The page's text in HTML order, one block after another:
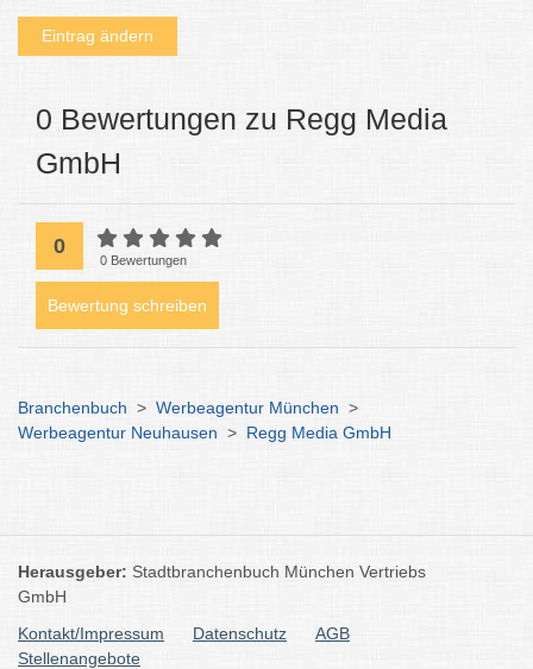
Eintrag ändern
0 Bewertungen zu Regg Media
GmbH
0
0 Bewertungen
Bewertung schreiben
Branchenbuch > Werbeagentur München >
Werbeagentur Neuhausen > Regg Media GmbH
Herausgeber: Stadtbranchenbuch München Vertriebs
GmbH
Kontakt/Impressum
Datenschutz
AGB
Stellenangebote